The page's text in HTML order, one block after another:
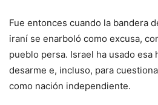
Fue entonces cuando la bandera
iraní se enarboló como excusa,
pueblo persa. Israel ha usado esa
desarme e, incluso, para
como nación independiente.